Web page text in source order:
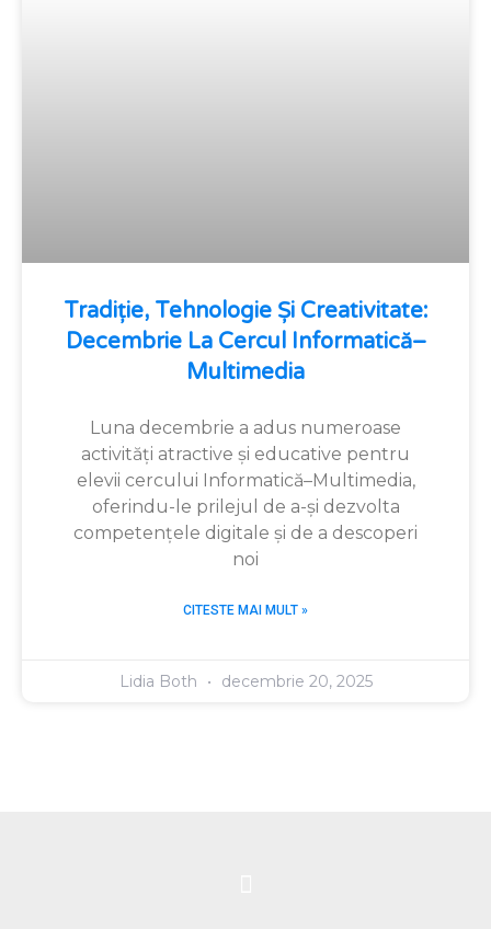
Tradiție, Tehnologie Și Creativitate:
Decembrie La Cercul Informatică–
Multimedia
Luna decembrie a adus numeroase
activități atractive și educative pentru
elevii cercului Informatică–Multimedia,
oferindu-le prilejul de a-și dezvolta
competențele digitale și de a descoperi
noi
CITESTE MAI MULT »
Lidia Both decembrie 20, 2025